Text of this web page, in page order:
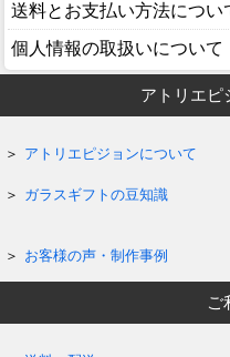
送料とお支払い方法につい
個人情報の取扱いについて
アトリエピ
アトリエピジョンについて
ガラスギフトの豆知識
お客様の声・制作事例
ご